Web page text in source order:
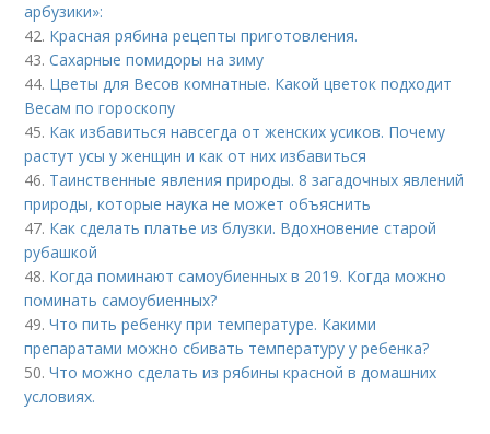
арбузики»:
42. Красная рябина рецепты приготовления.
43.Сахарные помидоры на зиму
44. Цветы для Весов комнатные. Какой цветок подходит
Весам по гороскопу
45. Как избавиться навсегда от женских усиков. Почему
растут усы у женщин и как от них избавиться
46. Таинственные явления природы. 8 загадочных явлений
природы, которые наука не может объяснить
47. Как сделать платье из блузки. Вдохновение старой
рубашкой
48. Когда поминают самоубиенных в 2019. Когда можно
поминать самоубиенных?
49.Что пить ребенку при температуре. Какими
препаратами можно сбивать температуру у ребенка?
50.Что можно сделать из рябины красной в домашних
условиях.